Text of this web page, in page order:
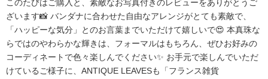
このたびはご購入と、素敵なお写真付きのレビューをありがとうご
ざいます📸 バンダナに合わせた自由なアレンジがとても素敵で、
「ハッピーな気分」とのお言葉までいただけて嬉しいで😍 本真珠な
らではのやわらかな輝きは、フォーマルはもちろん、ぜひお好みの
コーディネートで色々楽しんでください✨ お手元で楽しんでいただ
けているご様子に、ANTIQUE LEAVESも「フランス雑貨